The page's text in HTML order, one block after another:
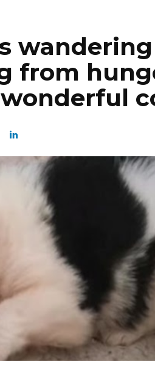
from